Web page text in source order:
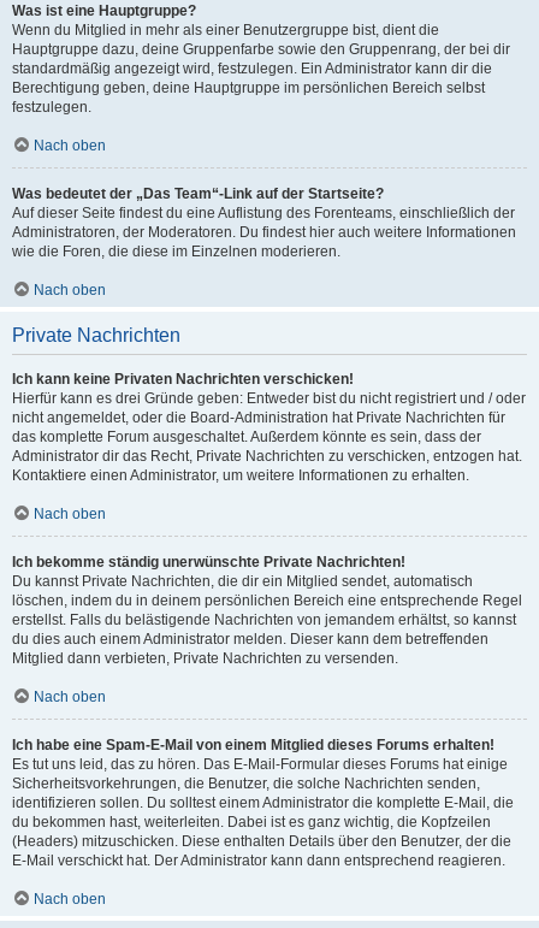
Was ist eine Hauptgruppe?
Wenn du Mitglied in mehr als einer Benutzergruppe bist, dient die
Hauptgruppe dazu, deine Gruppenfarbe sowie den Gruppenrang, der bei dir
standardmäßig angezeigt wird, festzulegen. Ein Administrator kann dir die
Berechtigung geben, deine Hauptgruppe im persönlichen Bereich selbst
festzulegen.
Nach oben
Was bedeutet der „Das Team“-Link auf der Startseite?
Auf dieser Seite findest du eine Auflistung des Forenteams, einschließlich der
Administratoren, der Moderatoren. Du findest hier auch weitere Informationen
wie die Foren, die diese im Einzelnen moderieren.
Nach oben
Private Nachrichten
Ich kann keine Privaten Nachrichten verschicken!
Hierfür kann es drei Gründe geben: Entweder bist du nicht registriert und / oder
nicht angemeldet, oder die Board-Administration hat Private Nachrichten für
das komplette Forum ausgeschaltet. Außerdem könnte es sein, dass der
Administrator dir das Recht, Private Nachrichten zu verschicken, entzogen hat.
Kontaktiere einen Administrator, um weitere Informationen zu erhalten.
Nach oben
Ich bekomme ständig unerwünschte Private Nachrichten!
Du kannst Private Nachrichten, die dir ein Mitglied sendet, automatisch
löschen, indem du in deinem persönlichen Bereich eine entsprechende Regel
erstellst. Falls du belästigende Nachrichten von jemandem erhältst, so kannst
du dies auch einem Administrator melden. Dieser kann dem betreffenden
Mitglied dann verbieten, Private Nachrichten zu versenden.
Nach oben
Ich habe eine Spam-E-Mail von einem Mitglied dieses Forums erhalten!
Es tut uns leid, das zu hören. Das E-Mail-Formular dieses Forums hat einige
Sicherheitsvorkehrungen, die Benutzer, die solche Nachrichten senden,
identifizieren sollen. Du solltest einem Administrator die komplette E-Mail, die
du bekommen hast, weiterleiten. Dabei ist es ganz wichtig, die Kopfzeilen
(Headers) mitzuschicken. Diese enthalten Details über den Benutzer, der die
E-Mail verschickt hat. Der Administrator kann dann entsprechend reagieren.
Nach oben